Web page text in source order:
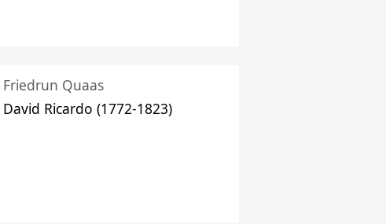
Friedrun Quaas
David Ricardo (1772-1823)